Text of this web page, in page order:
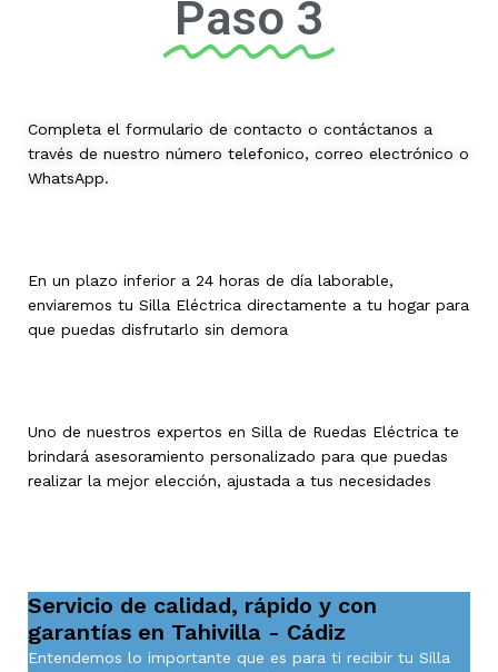
Paso 3
Completa el formulario de contacto o contáctanos a
través de nuestro número telefonico, correo electrónico o
WhatsApp.
En un plazo inferior a 24 horas de día laborable,
enviaremos tu Silla Eléctrica directamente a tu hogar para
que puedas disfrutarlo sin demora
Uno de nuestros expertos en Silla de Ruedas Eléctrica te
brindará asesoramiento personalizado para que puedas
realizar la mejor elección, ajustada a tus necesidades
Servicio de calidad, rápido y con
garantías en Tahivilla - Cádiz
Entendemos lo importante que es para ti recibir tu Silla